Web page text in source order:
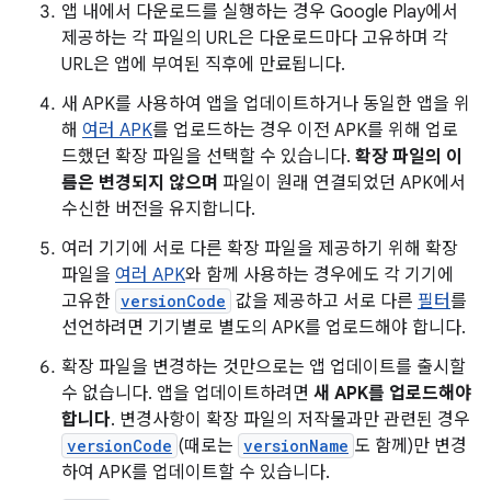
앱 내에서 다운로드를 실행하는 경우 Google Play에서
제공하는 각 파일의 URL은 다운로드마다 고유하며 각
URL은 앱에 부여된 직후에 만료됩니다.
새 APK를 사용하여 앱을 업데이트하거나 동일한 앱을 위
해 여러 APK를 업로드하는 경우 이전 APK를 위해 업로
드했던 확장 파일을 선택할 수 있습니다. 확장 파일의 이
름은 변경되지 않으며 파일이 원래 연결되었던 APK에서
수신한 버전을 유지합니다.
여러 기기에 서로 다른 확장 파일을 제공하기 위해 확장
파일을 여러 APK와 함께 사용하는 경우에도 각 기기에
고유한 versionCode 값을 제공하고 서로 다른 필터를
선언하려면 기기별로 별도의 APK를 업로드해야 합니다.
확장 파일을 변경하는 것만으로는 앱 업데이트를 출시할
수 없습니다. 앱을 업데이트하려면 새 APK를 업로드해야
합니다. 변경사항이 확장 파일의 저작물과만 관련된 경우
versionCode (때로는 versionName 도 함께)만 변경
하여 APK를 업데이트할 수 있습니다.